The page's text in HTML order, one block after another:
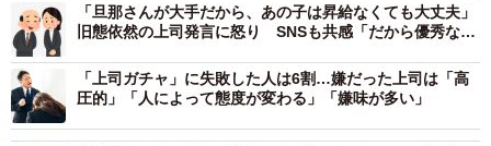
「旦那さんが大手だから、あの子は昇給なくても大丈夫」
旧態依然の上司発言に怒り SNSも共感「だから優秀な子
「上司ガチャ」に失敗した人は6割…嫌だった上司は「高
圧的」「人によって態度が変わる」「嫌味が多い」